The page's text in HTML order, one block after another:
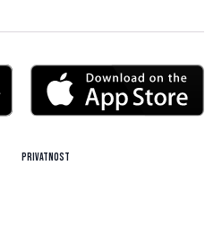
Privatnost